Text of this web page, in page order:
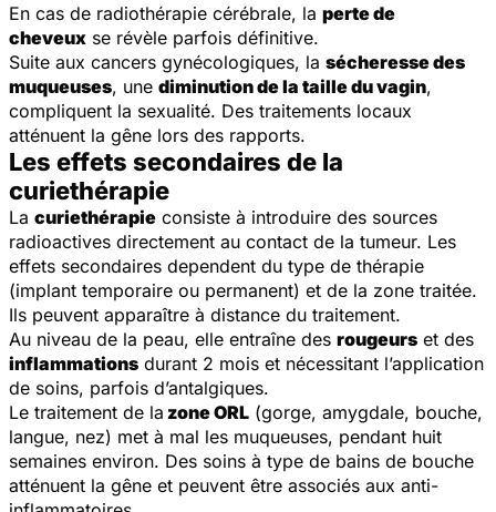
En cas de radiothérapie cérébrale, la perte de
cheveux se révèle parfois définitive.
Suite aux cancers gynécologiques, la sécheresse des
muqueuses, une diminution de la taille du vagin,
compliquent la sexualité. Des traitements locaux
atténuent la gêne lors des rapports.
Les effets secondaires de la
curiethérapie
La curiethérapie consiste à introduire des sources
radioactives directement au contact de la tumeur. Les
effets secondaires dependent du type de thérapie
(implant temporaire ou permanent) et de la zone traitée.
Ils peuvent apparaître à distance du traitement.
Au niveau de la peau, elle entraîne des rougeurs et des
inflammations durant 2 mois et nécessitant l’application
de soins, parfois d’antalgiques.
Le traitement de la zone ORL (gorge, amygdale, bouche,
langue, nez) met à mal les muqueuses, pendant huit
semaines environ. Des soins à type de bains de bouche
atténuent la gêne et peuvent être associés aux anti-